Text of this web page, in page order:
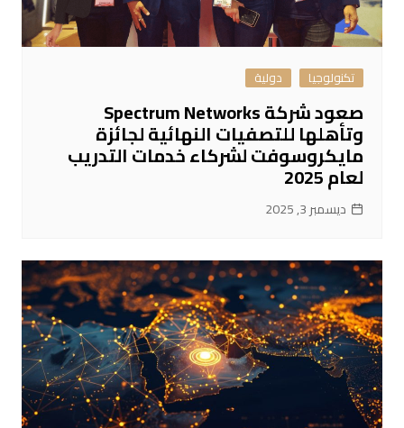
تكنولوجيا دولية
صعود شركة Spectrum Networks
وتأهلها للتصفيات النهائية لجائزة
مايكروسوفت لشركاء خدمات التدريب
لعام 2025
ديسمبر 3, 2025